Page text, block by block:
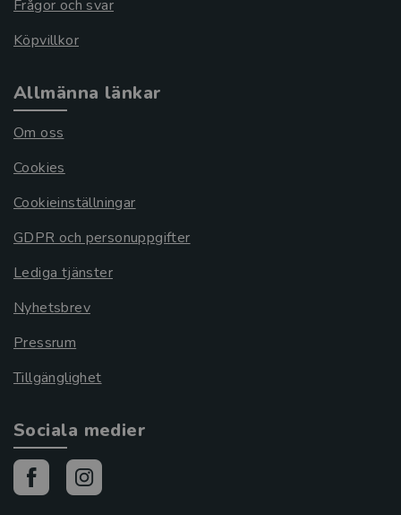
Frågor och svar
Köpvillkor
Allmänna länkar
Om oss
Cookies
Cookieinställningar
GDPR och personuppgifter
Lediga tjänster
Nyhetsbrev
Pressrum
Tillgänglighet
Sociala medier